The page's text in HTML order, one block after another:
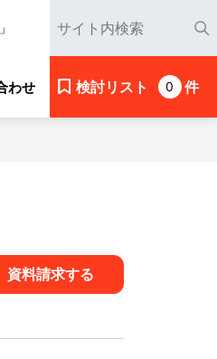
わせ 検討リスト 0 件
資料請求する